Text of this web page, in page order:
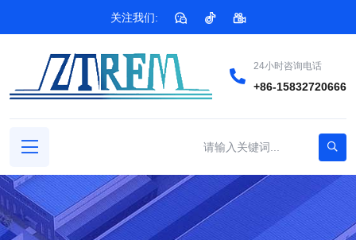
关注我们:
24小时咨询电话
+86-15832720666